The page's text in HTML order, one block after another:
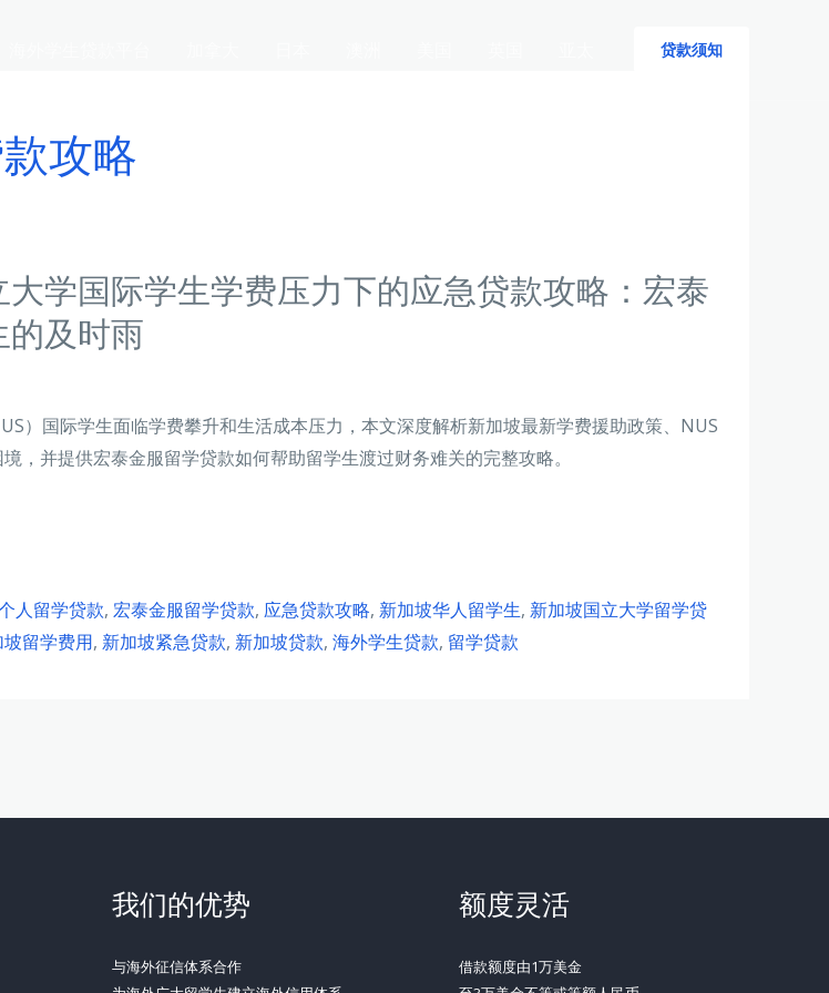
贷款须知
攻略
学国际学生学费压力下的应急贷款攻略：宏泰
及时雨
）国际学生面临学费攀升和生活成本压力，本文深度解析新加坡最新学费援助政策、NUS
，并提供宏泰金服留学贷款如何帮助留学生渡过财务难关的完整攻略。
人留学贷款, 宏泰金服留学贷款, 应急贷款攻略, 新加坡华人留学生, 新加坡国立大学留学贷
坡留学费用, 新加坡紧急贷款, 新加坡贷款, 海外学生贷款, 留学贷款
我们的优势
与海外征信体系合作
额度灵活
借款额度由1万美金